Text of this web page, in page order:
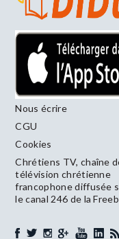
Nous écrire
CGU
Cookies
Chrétiens TV, chaîne
télévision chrétienne
francophone diffusée
le canal 246 de la